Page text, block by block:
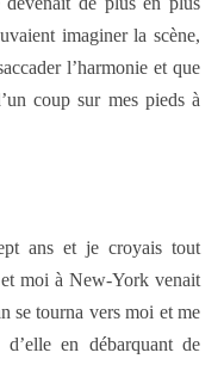
imaginer la scène,
l’harmonie et que
coup sur mes pieds à
ans et je croyais tout
moi à New-York venait
se tourna vers moi et me
en débarquant de